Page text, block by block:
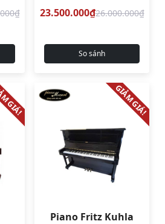
23.500.000₫26.000.000₫
So sánh
GIÁ! GIẢM GIÁ!
Piano Fritz Kuhla